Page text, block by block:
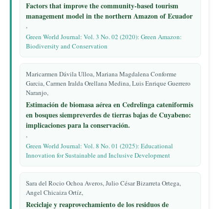
Factors that improve the community-based tourism
management model in the northern Amazon of Ecuador
,
Green World Journal: Vol. 3 No. 02 (2020): Green Amazon:
Biodiversity and Conservation
Maricarmen Dávila Ulloa, Mariana Magdalena Conforme
Garcia, Carmen Iralda Orellana Medina, Luis Enrique Guerrero
Naranjo,
Estimación de biomasa aérea en Cedrelinga cateniformis
en bosques siempreverdes de tierras bajas de Cuyabeno:
implicaciones para la conservación.
,
Green World Journal: Vol. 8 No. 01 (2025): Educational
Innovation for Sustainable and Inclusive Development
Sara del Rocio Ochoa Averos, Julio César Bizarreta Ortega,
Angel Chicaiza Ortíz,
Reciclaje y reaprovechamiento de los residuos de